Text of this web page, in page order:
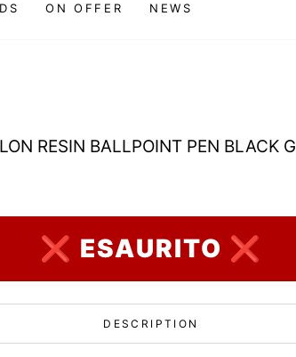
ON OFFER NEWS
RESIN BALLPOINT PEN BLACK
❌ ESAURITO ❌
DESCRIPTION